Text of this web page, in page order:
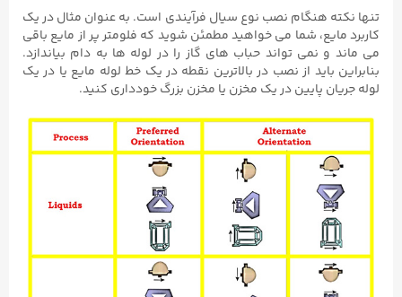
تنها نکته هنگام نصب نوع سیال فرآیندی است. به عنوان مثال در یک
کاربرد مایع، شما می خواهید مطمئن شوید که فلومتر پر از مایع باقی
می ماند و نمی تواند حباب های گاز را در لوله ها به دام بیاندازد.
بنابراین باید از نصب در بالاترین نقطه در یک خط لوله مایع یا در یک
لوله جریان پایین در یک مخزن یا مخزن بزرگ خودداری کنید.